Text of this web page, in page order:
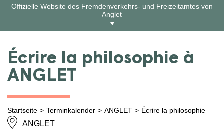
ZumOffizielle Website des Fremdenverkehrs- und Freizeitamtes von
Anglet
Écrire la philosophie à
ANGLET
Startseite Terminkalender ANGLET Écrire la philosophie
ANGLET